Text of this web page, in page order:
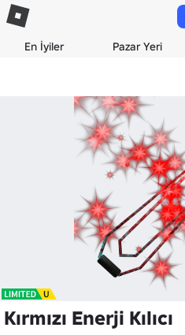
En İyiler Pazar Yeri
Kırmızı Enerji Kılıcı